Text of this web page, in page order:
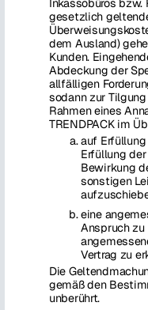
Inkassobüros
gesetzlich
dem Ausland)
Kunden.
Abdeckung der
allfälligen
sodann zur
Rahmen eines
TRENDPACK im
auf
Erfüllung
Bewirkung
sonstigen
eine
Anspruch zu
Vertrag zu
Die
gemäß den
unberührt.